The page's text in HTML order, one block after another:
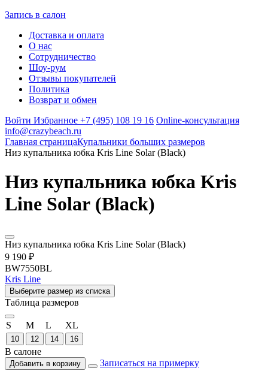
Запись в салон
Доставка и оплата
О нас
Сотрудничество
Шоу-рум
Отзывы покупателей
Политика
Возврат и обмен
Войти Избранное +7 (495) 108 19 16 Online-консультация
info@crazybeach.ru
Главная страницаКупальники больших размеров
Низ купальника юбка Kris Line Solar (Black)
Низ купальника юбка Kris
Line Solar (Black)
Низ купальника юбка Kris Line Solar (Black)
9 190 ₽
BW7550BL
Kris Line
Выберите размер из списка
Таблица размеров
S M L XL
10 12 14 16
В салоне
Добавить в корзину Записаться на примерку